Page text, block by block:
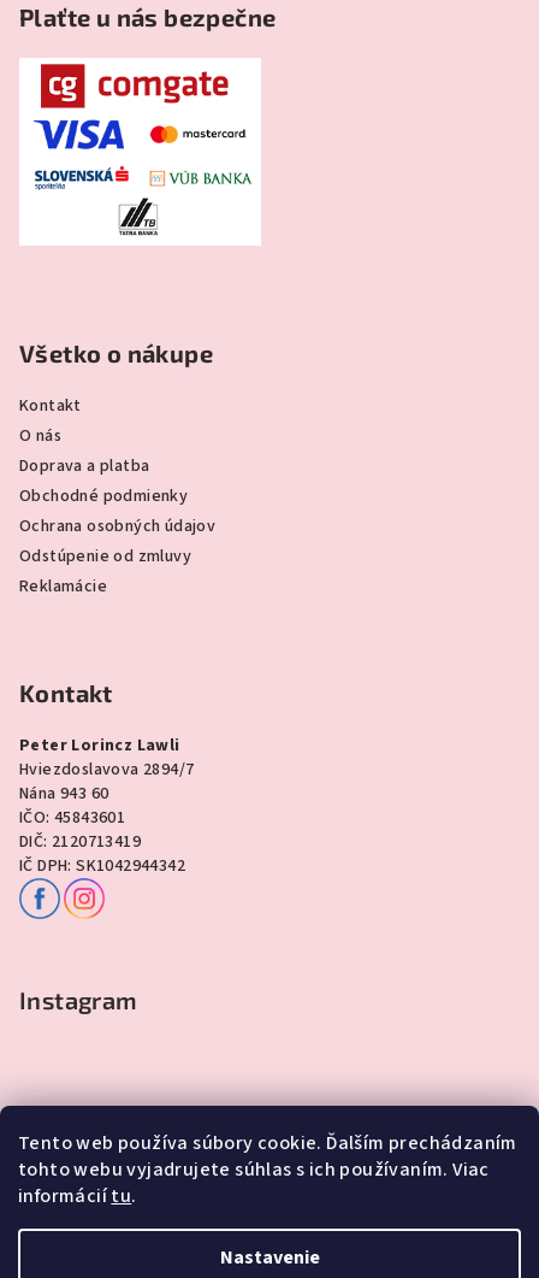
Tento web používa súbory cookie. Ďalším prechádzaním
tohto webu vyjadrujete súhlas s ich používaním. Viac
informáciítu.
Nastavenie
Plaťte u nás bezpečne
Všetko o nákupe
Kontakt
O nás
Doprava a platba
Obchodné podmienky
Ochrana osobných údajov
Odstúpenie od zmluvy
Reklamácie
Kontakt
Peter Lorincz Lawli
Hviezdoslavova 2894/7
Nána 943 60
IČO: 45843601
DIČ: 2120713419
IČ DPH: SK1042944342
Instagram
Sledovať na Instagrame